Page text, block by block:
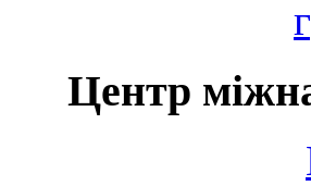
Центр